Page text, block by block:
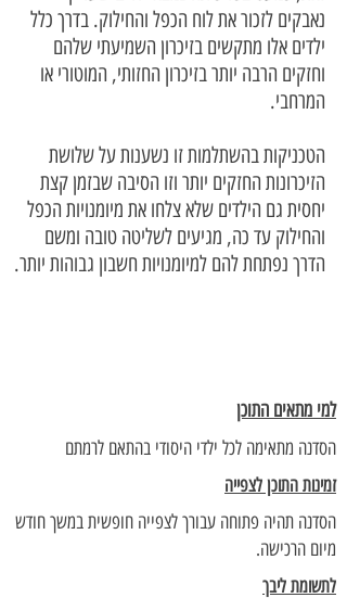
נאבקים לזכור את לוח הכפל והחילוק. בדרך כלל
ילדים אלו מתקשים בזיכרון השמיעתי שלהם
וחזקים הרבה יותר בזיכרון החזותי, המוטורי או
המרחבי.
הטכניקות בהשתלמות זו נשענות על שלושת
הזיכרונות החזקים יותר וזו הסיבה שבזמן קצת
יחסית גם הילדים שלא צלחו את מיומנויות הכפל
והחילוק עד כה, מגיעים לשליטה טובה ומשם
הדרך נפתחת להם למיומנויות חשבון גבוהות יותר.
למי מתאים התוכן
הסדנה מתאימה לכל ילדי היסודי בהתאם לרמתם
זמינות התוכן לצפייה
הסדנה תהיה פתוחה עבורך לצפייה חופשית במשך חודש
מיום הרכישה.
לתשומת ליבך